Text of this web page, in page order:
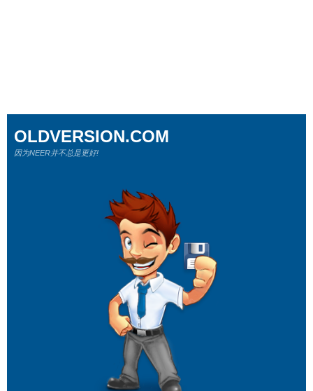
OLDVERSION.COM
因为NEER并不总是更好!